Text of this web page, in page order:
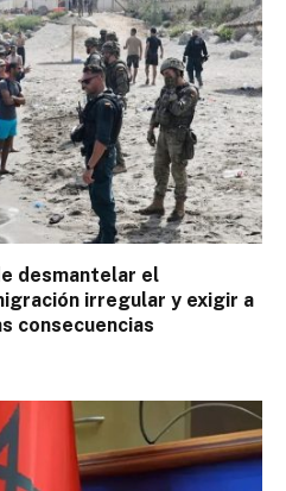
desmantelar el
irregular y exigir a
consecuencias